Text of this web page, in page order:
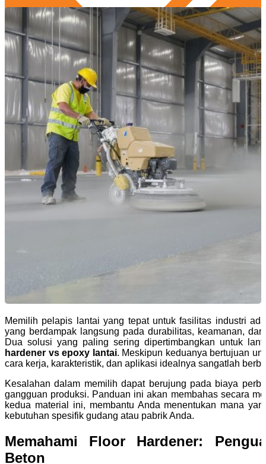
Edukasi Konstruksi Material Konstruksi
Memilih pelapis lantai yang tepat untuk fasilitas industri
yang berdampak langsung pada durabilitas, keamanan,
Dua solusi yang paling sering dipertimbangkan untuk
hardener vs epoxy lantai. Meskipun keduanya bertujuan
cara kerja, karakteristik, dan aplikasi idealnya sangatlah
Kesalahan dalam memilih dapat berujung pada biaya
gangguan produksi. Panduan ini akan membahas secara
kedua material ini, membantu Anda menentukan mana
kebutuhan spesifik gudang atau pabrik Anda.
Memahami Floor Hardener:
Beton